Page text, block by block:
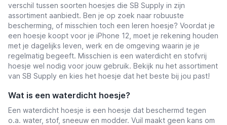
verschil tussen soorten hoesjes die SB Supply in zijn
assortiment aanbiedt. Ben je op zoek naar robuuste
bescherming, of misschien toch een leren hoesje? Voordat je
een hoesje koopt voor je iPhone 12, moet je rekening houden
met je dagelijks leven, werk en de omgeving waarin je je
regelmatig begeeft. Misschien is een waterdicht en stofvrij
hoesje wel nodig voor jouw gebruik. Bekijk nu het assortiment
van SB Supply en kies het hoesje dat het beste bij jou past!
Wat is een waterdicht hoesje?
Een waterdicht hoesje is een hoesje dat beschermd tegen
o.a. water, stof, sneeuw en modder. Vuil maakt geen kans om